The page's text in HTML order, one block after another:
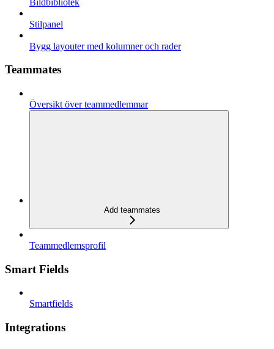
Stilpanel
Bygg layouter med kolumner och rader
Teammates
Översikt över teammedlemmar
Add teammates
Teammedlemsprofil
Smart Fields
Smartfields
Integrations